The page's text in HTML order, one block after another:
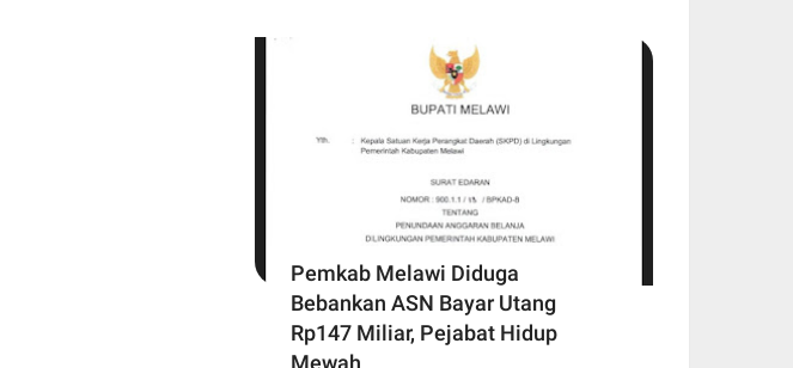
Pemkab Melawi Diduga
Bebankan ASN Bayar Utang
Rp147 Miliar, Pejabat Hidup
Mewah